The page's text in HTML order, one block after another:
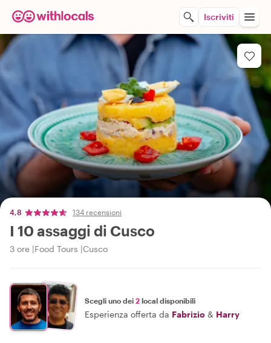
Iscriviti
4,8 134 recensioni
I 10 assaggi di Cusco
3 ore Food Tours Cusco
Scegli uno dei 2 local disponibili
Esperienza offerta da Fabrizio & Harry